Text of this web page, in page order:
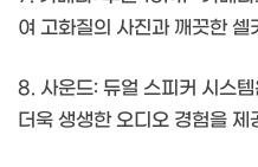
여 고화질의 사진과 깨끗한 셀
8. 사운드: 듀얼 스피커 시스
더욱 생생한 오디오 경험을 제